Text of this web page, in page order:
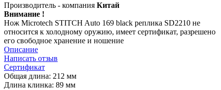
Производитель - компания Китай
Внимание !
Нож Microtech STITCH Auto 169 black реплика SD2210 не
относится к холодному оружию, имеет сертификат, разрешено
его свободное хранение и ношение
Описание
Написать отзыв
Сертификат
Общая длина: 212 мм
Длина клинка: 89 мм